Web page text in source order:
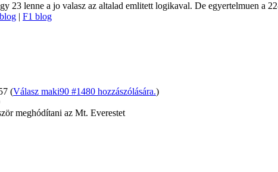
23 lenne a jo valasz az altalad emlitett logikaval. De egyertelmuen a
| F1 blog
(Válasz maki90 #1480 hozzászólására.)
meghódítani az Mt. Everestet